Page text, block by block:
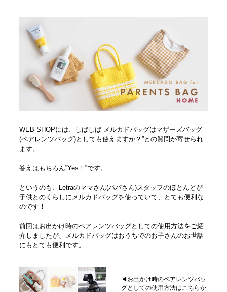
WEB SHOPには、しばしば”メルカドバッグはマザーズバッグ
(ペアレンツバッグ)としても使えますか？”との質問が寄せられ
ます。
答えはもちろん”Yes！”です。
というのも、Letraのママさん(パパさん)スタッフのほとんどが
子供とのくらしにメルカドバッグを使っていて、とても便利な
のです！
前回はお出かけ時のペアレンツバッグとしての使用方法をご紹
介しましたが、メルカドバッグはおうちでのお子さんのお世話
にもとても便利です。
◀お出かけ時のペアレンツバッ
グとしての使用方法はこちらか